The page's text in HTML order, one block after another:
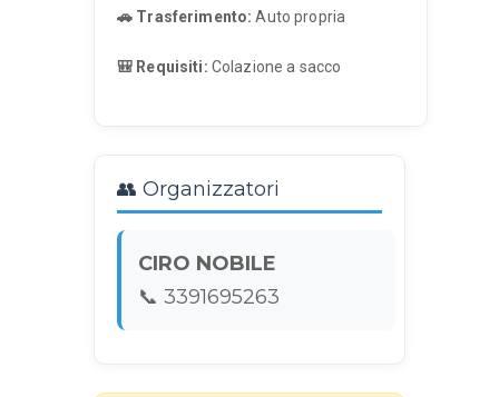
🚗 Trasferimento: Auto propria
🎒 Requisiti: Colazione a sacco
👥 Organizzatori
CIRO NOBILE
📞 3391695263